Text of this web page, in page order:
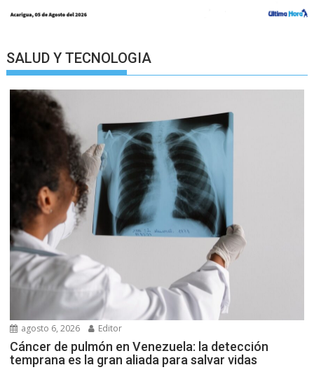
SALUD Y TECNOLOGIA
agosto 6, 2026 Editor
Cáncer de pulmón en Venezuela: la detección
temprana es la gran aliada para salvar vidas